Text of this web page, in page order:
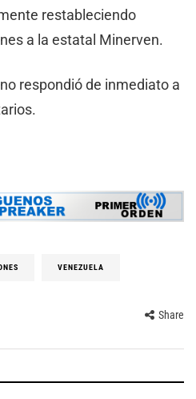
restableciendo
a la estatal Minerven.
respondió de inmediato a
VENEZUELA
Share